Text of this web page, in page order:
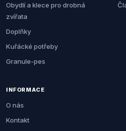
Obydlí a klece pro drobná
zvířata
Doplňky
Kuřácké potřeby
Granule-pes
INFORMACE
O nás
Kontakt